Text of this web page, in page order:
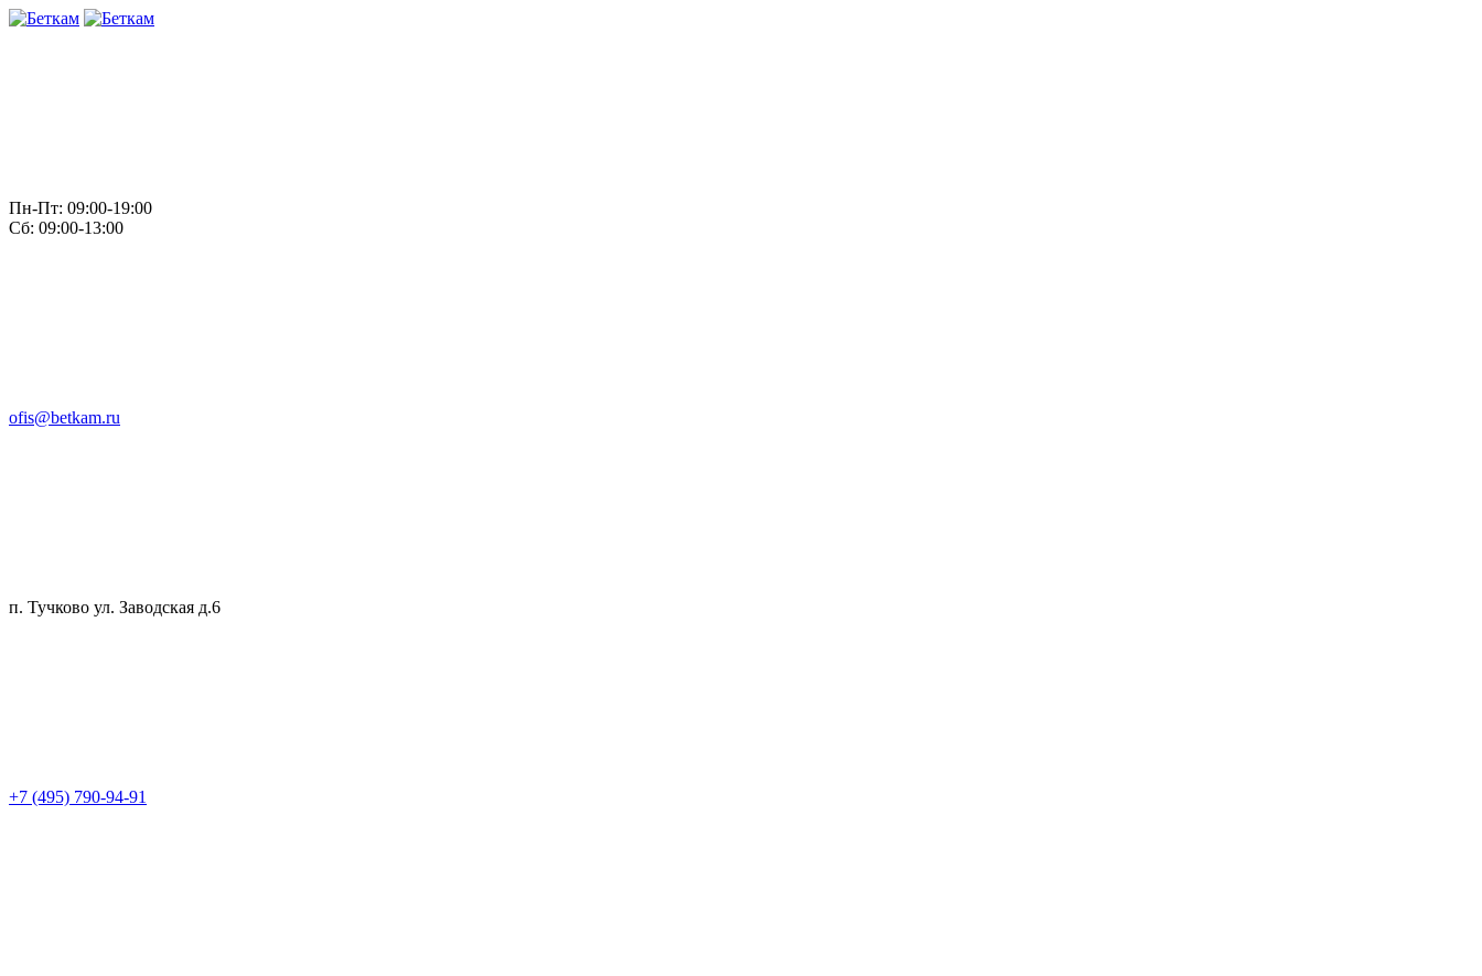
Пн-Пт: 09:00-19:00
Сб: 09:00-13:00
ofis@betkam.ru
п. Тучково ул. Заводская д.6
+7 (495) 790-94-91